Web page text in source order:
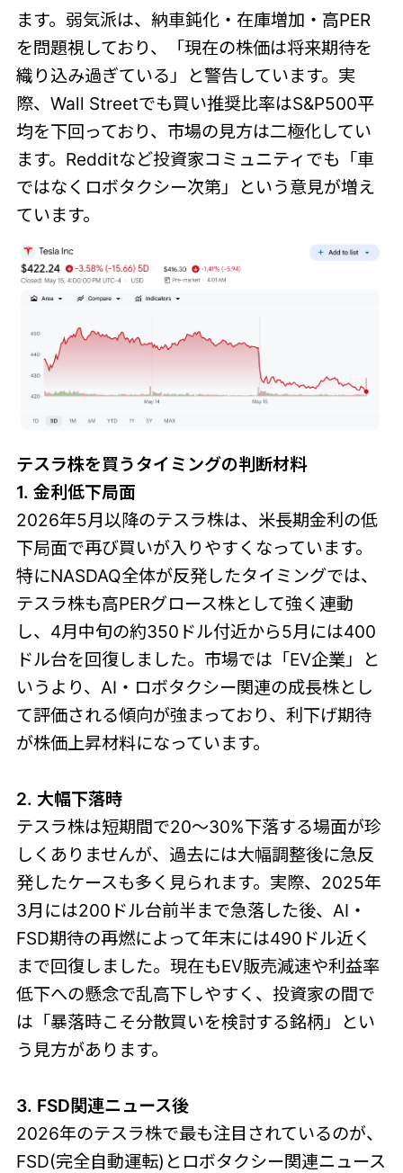
ます。弱気派は、納車鈍化・在庫増加・高PER
を問題視しており、「現在の株価は将来期待を
織り込み過ぎている」と警告しています。実
際、Wall Streetでも買い推奨比率はS&P500平
均を下回っており、市場の見方は二極化してい
ます。Redditなど投資家コミュニティでも「車
ではなくロボタクシー次第」という意見が増え
ています。
テスラ株を買うタイミングの判断材料
1. 金利低下局面
2026年5月以降のテスラ株は、米長期金利の低
下局面で再び買いが入りやすくなっています。
特にNASDAQ全体が反発したタイミングでは、
テスラ株も高PERグロース株として強く連動
し、4月中旬の約350ドル付近から5月には400
ドル台を回復しました。市場では「EV企業」と
いうより、AI・ロボタクシー関連の成長株とし
て評価される傾向が強まっており、利下げ期待
が株価上昇材料になっています。
2. 大幅下落時
テスラ株は短期間で20〜30%下落する場面が珍
しくありませんが、過去には大幅調整後に急反
発したケースも多く見られます。実際、2025年
3月には200ドル台前半まで急落した後、AI・
FSD期待の再燃によって年末には490ドル近く
まで回復しました。現在もEV販売減速や利益率
低下への懸念で乱高下しやすく、投資家の間で
は「暴落時こそ分散買いを検討する銘柄」とい
う見方があります。
3. FSD関連ニュース後
2026年のテスラ株で最も注目されているのが、
FSD(完全自動運転)とロボタクシー関連ニュース